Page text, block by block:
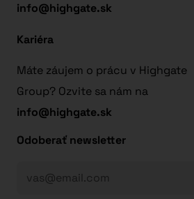
info@highgate.sk
Kariéra
Máte záujem o prácu v Highgate
Group? Ozvite sa nám na
info@highgate.sk
Odoberať newsletter